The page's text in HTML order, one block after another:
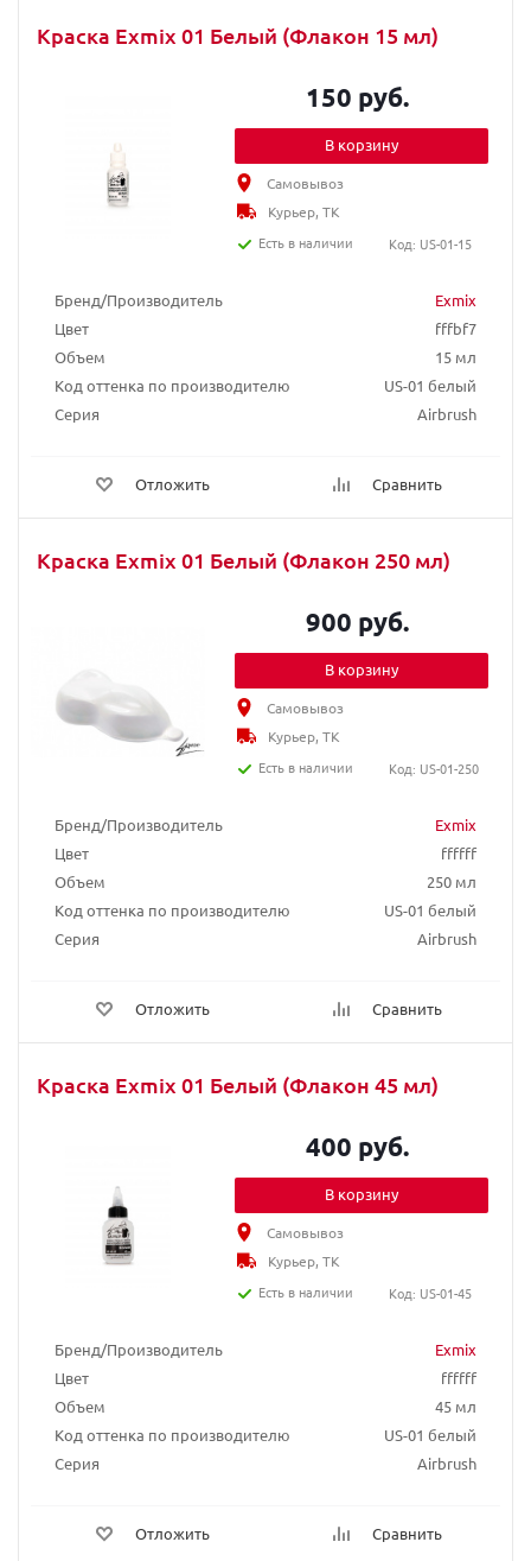
Краска Exmix 01 Белый (Флакон 15 мл)
Бренд/Производитель
Exmix
Цвет
fffbf7
Объем
15 мл
Код оттенка по производителю
US-01 белый
Серия
Airbrush
Отложить Сравнить
150 руб.
В корзину
Самовывоз
Курьер, ТК
Есть в наличии
Код: US-01-15
Краска Exmix 01 Белый (Флакон 250 мл)
Бренд/Производитель
Exmix
Цвет
ffffff
Объем
250 мл
Код оттенка по производителю
US-01 белый
Серия
Airbrush
Отложить Сравнить
900 руб.
В корзину
Самовывоз
Курьер, ТК
Есть в наличии
Код: US-01-250
Краска Exmix 01 Белый (Флакон 45 мл)
Бренд/Производитель
Exmix
Цвет
ffffff
Объем
45 мл
Код оттенка по производителю
US-01 белый
Серия
Airbrush
Отложить Сравнить
400 руб.
В корзину
Самовывоз
Курьер, ТК
Есть в наличии
Код: US-01-45